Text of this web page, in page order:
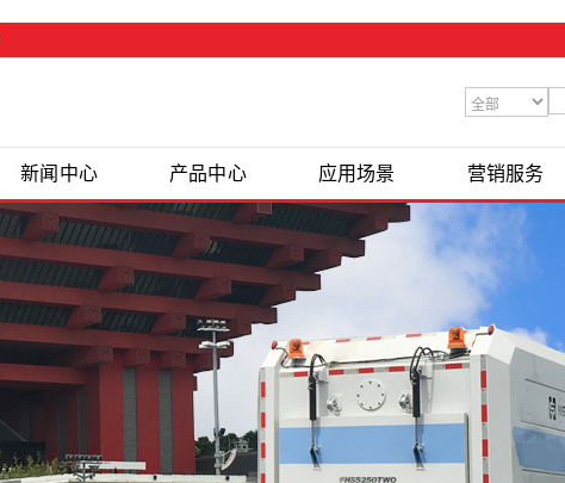
新闻中心 产品中心 应用场景 营销服务